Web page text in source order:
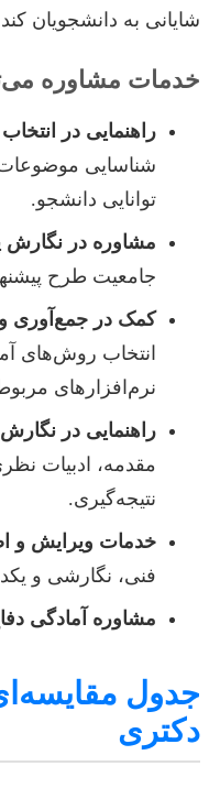
شایانی به دانشجویان
خدمات مشاوره
راهنمایی در
شناسایی موضوعات
توانایی دانشجو.
مشاوره در نگارش
جامعیت طرح
کمک در جمع‌آوری و
انتخاب روش‌های
نرم‌افزارهای
راهنمایی در
مقدمه، ادبیات
نتیجه‌گیری.
خدمات ویرایش و
فنی، نگارشی و
مشاوره آمادگی
جدول
دکتری